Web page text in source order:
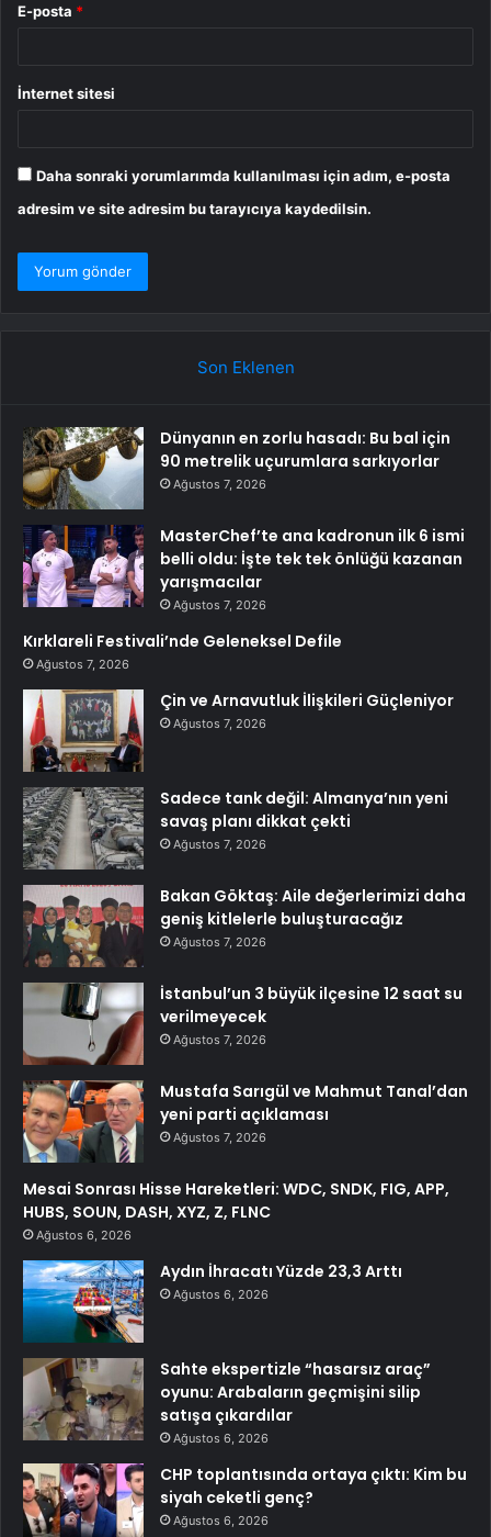
E-posta *
İnternet sitesi
Daha sonraki yorumlarımda kullanılması için adım, e-posta
adresim ve site adresim bu tarayıcıya kaydedilsin.
Son Eklenen
Dünyanın en zorlu hasadı: Bu bal için
90 metrelik uçurumlara sarkıyorlar
Ağustos 7, 2026
MasterChef’te ana kadronun ilk 6 ismi
belli oldu: İşte tek tek önlüğü kazanan
yarışmacılar
Ağustos 7, 2026
Kırklareli Festivali’nde Geleneksel Defile
Ağustos 7, 2026
Çin ve Arnavutluk İlişkileri Güçleniyor
Ağustos 7, 2026
Sadece tank değil: Almanya’nın yeni
savaş planı dikkat çekti
Ağustos 7, 2026
Bakan Göktaş: Aile değerlerimizi daha
geniş kitlelerle buluşturacağız
Ağustos 7, 2026
İstanbul’un 3 büyük ilçesine 12 saat su
verilmeyecek
Ağustos 7, 2026
Mustafa Sarıgül ve Mahmut Tanal’dan
yeni parti açıklaması
Ağustos 7, 2026
Mesai Sonrası Hisse Hareketleri: WDC, SNDK, FIG, APP,
HUBS, SOUN, DASH, XYZ, Z, FLNC
Ağustos 6, 2026
Aydın İhracatı Yüzde 23,3 Arttı
Ağustos 6, 2026
Sahte ekspertizle “hasarsız araç”
oyunu: Arabaların geçmişini silip
satışa çıkardılar
Ağustos 6, 2026
CHP toplantısında ortaya çıktı: Kim bu
siyah ceketli genç?
Ağustos 6, 2026